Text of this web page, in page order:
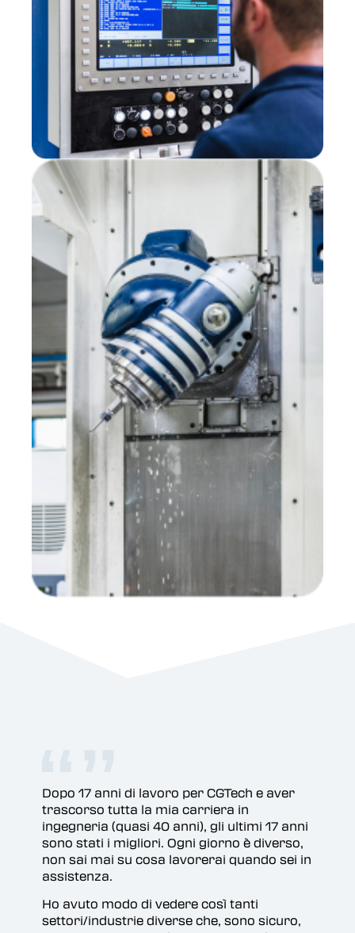
Dopo 17 anni di lavoro per CGTech e aver
trascorso tutta la mia carriera in
ingegneria (quasi 40 anni), gli ultimi 17 anni
sono stati i migliori. Ogni giorno è diverso,
non sai mai su cosa lavorerai quando sei in
assistenza.
Ho avuto modo di vedere così tanti
settori/industrie diverse che, sono sicuro,